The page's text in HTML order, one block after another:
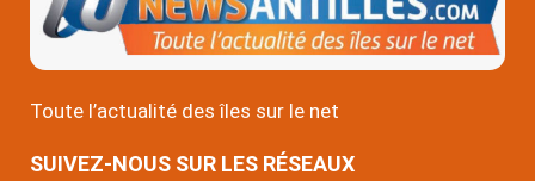
Toute l’actualité des îles sur le net
SUIVEZ-NOUS SUR LES RÉSEAUX